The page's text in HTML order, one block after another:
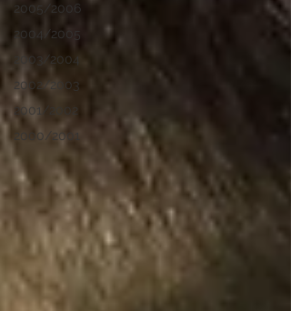
2005/2006
2004/2005
2003/2004
2002/2003
2001/2002
2000/2001